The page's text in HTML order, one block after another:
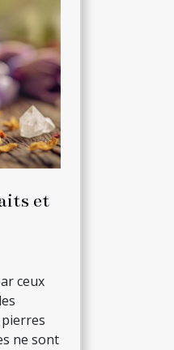
et
ceux
ne sont